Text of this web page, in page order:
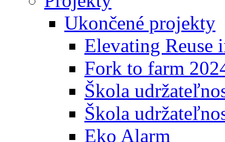
Ukončené projekty
Elevating Reuse
Fork to farm
Škola
Škola
Eko Alarm